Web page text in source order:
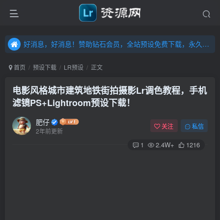
好消息，好消息！赞助钻石会员，全站预设免费下载，永久钻石会员，”送“万元超值资源，内容丰富，容量高达20T，不断更新！点击进入……
好消息，好消息！赞助钻石会员，全站预设免费下载，永久钻石会员，”送“万元超值资源，内容丰富，容量高达20T，不断更新！点击进入……
首页 预设下载 LR预设 正文
电影风格城市建筑地铁街拍摄影Lr调色教程，手机
滤镜PS+Lightroom预设下载！
肥仔
2年前更新
关注 私信
1 2.4W+ 1216